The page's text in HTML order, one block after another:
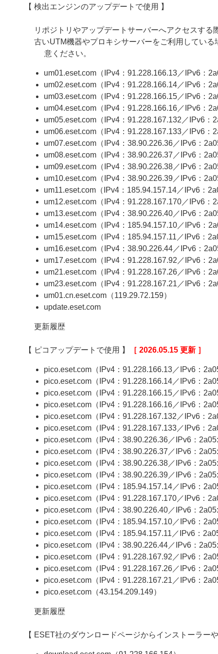
【 検出エンジンのアップデートで使用 】
リポジトリやアップデートサーバーへアクセスす
古いUTM機器やプロキシサーバーをご利用してい
意ください。
um01.eset.com（IPv4：91.228.166.13／IPv6：
um02.eset.com（IPv4：91.228.166.14／IPv6：
um03.eset.com（IPv4：91.228.166.15／IPv6：
um04.eset.com（IPv4：91.228.166.16／IPv6：
um05.eset.com（IPv4：91.228.167.132／IPv6：
um06.eset.com（IPv4：91.228.167.133／IPv6
um07.eset.com（IPv4：38.90.226.36／IPv6：
um08.eset.com（IPv4：38.90.226.37／IPv6：
um09.eset.com（IPv4：38.90.226.38／IPv6：
um10.eset.com（IPv4：38.90.226.39／IPv6：
um11.eset.com（IPv4：185.94.157.14／IPv6：
um12.eset.com（IPv4：91.228.167.170／IPv6：
um13.eset.com（IPv4：38.90.226.40／IPv6：
um14.eset.com（IPv4：185.94.157.10／IPv6：
um15.eset.com（IPv4：185.94.157.11／IPv6：
um16.eset.com（IPv4：38.90.226.44／IPv6：
um17.eset.com（IPv4：91.228.167.92／IPv6：
um21.eset.com（IPv4：91.228.167.26／IPv6：
um23.eset.com（IPv4：91.228.167.21／IPv6：
um01.cn.eset.com（119.29.72.159）
update.eset.com
更新履歴
【 ピコアップデートで使用 】 ［ 2026.05.15 更新 ］
pico.eset.com（IPv4：91.228.166.13／IPv6：
pico.eset.com（IPv4：91.228.166.14／IPv6：
pico.eset.com（IPv4：91.228.166.15／IPv6：
pico.eset.com（IPv4：91.228.166.16／IPv6：
pico.eset.com（IPv4：91.228.167.132／IPv6：
pico.eset.com（IPv4：91.228.167.133／IPv6：
pico.eset.com（IPv4：38.90.226.36／IPv6：
pico.eset.com（IPv4：38.90.226.37／IPv6：
pico.eset.com（IPv4：38.90.226.38／IPv6：
pico.eset.com（IPv4：38.90.226.39／IPv6：
pico.eset.com（IPv4：185.94.157.14／IPv6：
pico.eset.com（IPv4：91.228.167.170／IPv6：
pico.eset.com（IPv4：38.90.226.40／IPv6：
pico.eset.com（IPv4：185.94.157.10／IPv6：
pico.eset.com（IPv4：185.94.157.11／IPv6：
pico.eset.com（IPv4：38.90.226.44／IPv6：
pico.eset.com（IPv4：91.228.167.92／IPv6：
pico.eset.com（IPv4：91.228.167.26／IPv6：
pico.eset.com（IPv4：91.228.167.21／IPv6：
pico.eset.com（43.154.209.149）
更新履歴
【 ESET社のダウンロードページからインストーラー